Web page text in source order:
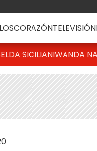
CORAZÓNTELEVISIÓN
SICILIANIWANDA